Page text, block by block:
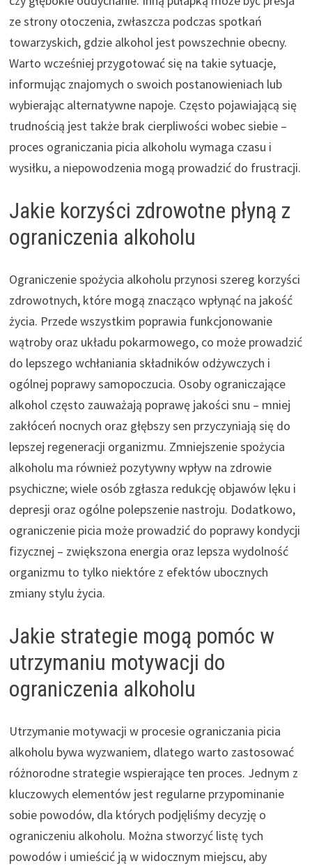
ze strony otoczenia, zwłaszcza podczas spotkań
towarzyskich, gdzie alkohol jest powszechnie obecny.
Warto wcześniej przygotować się na takie sytuacje,
informując znajomych o swoich postanowieniach lub
wybierając alternatywne napoje. Często pojawiającą się
trudnością jest także brak cierpliwości wobec siebie –
proces ograniczania picia alkoholu wymaga czasu i
wysiłku, a niepowodzenia mogą prowadzić do frustracji.
Jakie korzyści zdrowotne płyną z
ograniczenia alkoholu
Ograniczenie spożycia alkoholu przynosi szereg korzyści
zdrowotnych, które mogą znacząco wpłynąć na jakość
życia. Przede wszystkim poprawia funkcjonowanie
wątroby oraz układu pokarmowego, co może prowadzić
do lepszego wchłaniania składników odżywczych i
ogólnej poprawy samopoczucia. Osoby ograniczające
alkohol często zauważają poprawę jakości snu – mniej
zakłóceń nocnych oraz głębszy sen przyczyniają się do
lepszej regeneracji organizmu. Zmniejszenie spożycia
alkoholu ma również pozytywny wpływ na zdrowie
psychiczne; wiele osób zgłasza redukcję objawów lęku i
depresji oraz ogólne polepszenie nastroju. Dodatkowo,
ograniczenie picia może prowadzić do poprawy kondycji
fizycznej – zwiększona energia oraz lepsza wydolność
organizmu to tylko niektóre z efektów ubocznych
zmiany stylu życia.
Jakie strategie mogą pomóc w
utrzymaniu motywacji do
ograniczenia alkoholu
Utrzymanie motywacji w procesie ograniczania picia
alkoholu bywa wyzwaniem, dlatego warto zastosować
różnorodne strategie wspierające ten proces. Jednym z
kluczowych elementów jest regularne przypominanie
sobie powodów, dla których podjęliśmy decyzję o
ograniczeniu alkoholu. Można stworzyć listę tych
powodów i umieścić ją w widocznym miejscu, aby